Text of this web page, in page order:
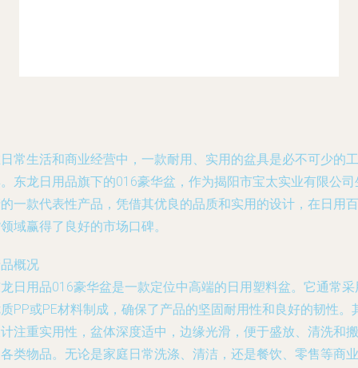
常生活和商业经营中，一款耐用、实用的盆具是必不可少的工
东龙日用品旗下的016豪华盆，作为揭阳市宝太实业有限公司
一款代表性产品，凭借其优良的品质和实用的设计，在日用百
域赢得了良好的市场口碑。
概况
日用品016豪华盆是一款定位中高端的日用塑料盆。它通常采
PP或PE材料制成，确保了产品的坚固耐用性和良好的韧性。
注重实用性，盆体深度适中，边缘光滑，便于盛放、清洗和搬
类物品。无论是家庭日常洗涤、清洁，还是餐饮、零售等商业